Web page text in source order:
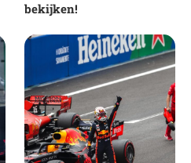
bekijken!